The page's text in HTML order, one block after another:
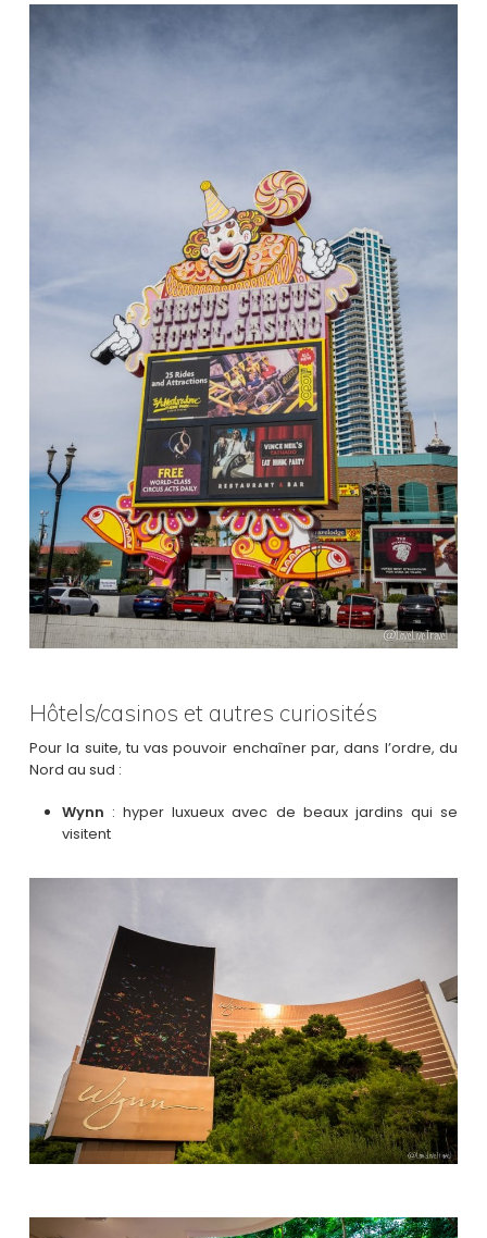
Hôtels/casinos et autres curiosités
Pour la suite, tu vas pouvoir enchaîner par, dans l’ordre, du
Nord au sud :
Wynn : hyper luxueux avec de beaux jardins qui se
visitent